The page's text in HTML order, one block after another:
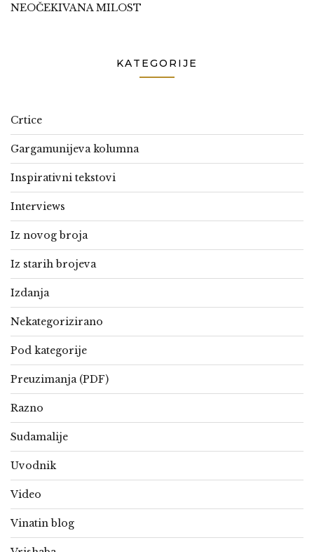
NEOČEKIVANA MILOST
KATEGORIJE
Crtice
Gargamunijeva kolumna
Inspirativni tekstovi
Interviews
Iz novog broja
Iz starih brojeva
Izdanja
Nekategorizirano
Pod kategorije
Preuzimanja (PDF)
Razno
Sudamalije
Uvodnik
Video
Vinatin blog